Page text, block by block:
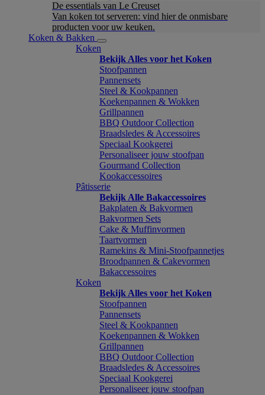
De essentials van Le Creuset
Van koken tot serveren: vind hier de onmisbare
producten voor uw keuken.
Koken & Bakken
Koken
Bekijk Alles voor het Koken
Stoofpannen
Pannensets
Steel & Kookpannen
Koekenpannen & Wokken
Grillpannen
BBQ Outdoor Collection
Braadsledes & Accessoires
Speciaal Kookgerei
Personaliseer jouw stoofpan
Gourmand Collection
Kookaccessoires
Pâtisserie
Bekijk Alle Bakaccessoires
Bakplaten & Bakvormen
Bakvormen Sets
Cake & Muffinvormen
Taartvormen
Ramekins & Mini-Stoofpannetjes
Broodpannen & Cakevormen
Bakaccessoires
Koken
Bekijk Alles voor het Koken
Stoofpannen
Pannensets
Steel & Kookpannen
Koekenpannen & Wokken
Grillpannen
BBQ Outdoor Collection
Braadsledes & Accessoires
Speciaal Kookgerei
Personaliseer jouw stoofpan